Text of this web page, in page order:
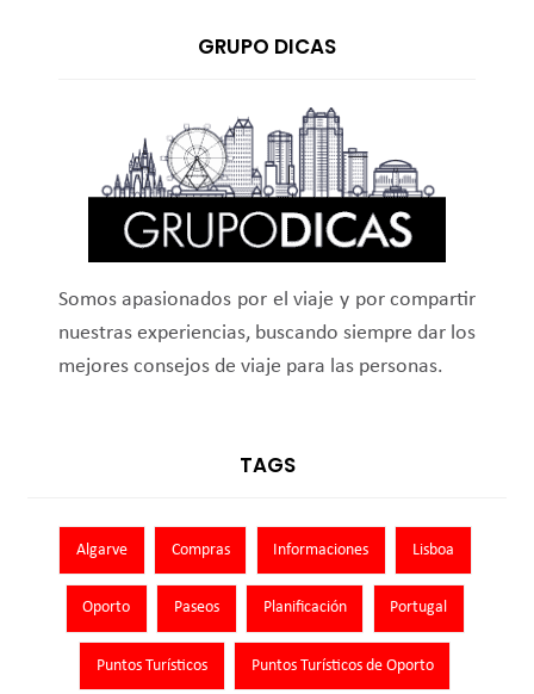
GRUPO DICAS
Somos apasionados por el viaje y por compartir
nuestras experiencias, buscando siempre dar los
mejores consejos de viaje para las personas.
TAGS
Algarve Compras Informaciones Lisboa
Oporto Paseos Planificación Portugal
Puntos Turísticos Puntos Turísticos de Oporto